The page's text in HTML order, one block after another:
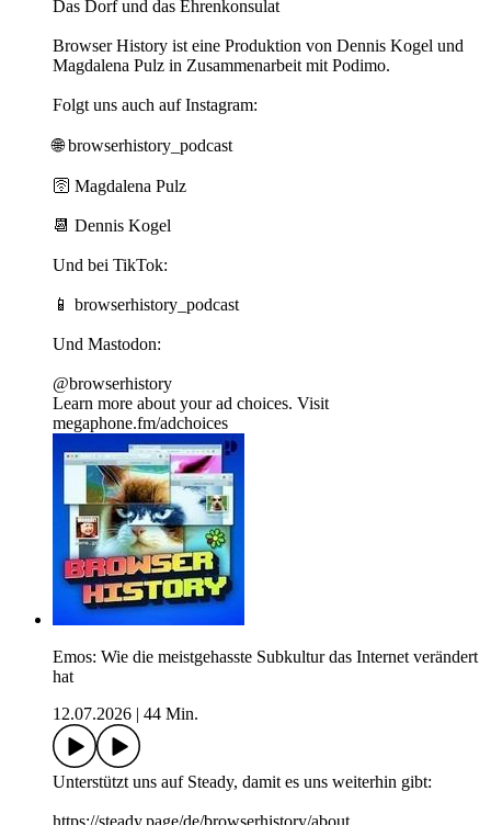
Das Dorf und das Ehrenkonsulat
Browser History ist eine Produktion von Dennis Kogel und
Magdalena Pulz in Zusammenarbeit mit Podimo.
Folgt uns auch auf Instagram:
🌐 ⁠⁠⁠⁠⁠⁠⁠⁠⁠browserhistory_podcast⁠⁠⁠⁠⁠⁠⁠⁠⁠
🛜 ⁠⁠⁠⁠⁠⁠⁠⁠⁠Magdalena Pulz⁠⁠⁠⁠⁠⁠⁠⁠⁠
📆 ⁠⁠⁠⁠⁠⁠⁠⁠⁠Dennis Kogel⁠⁠⁠⁠⁠⁠⁠⁠⁠
Und bei TikTok:
📱 ⁠⁠⁠⁠⁠⁠⁠⁠⁠browserhistory_podcast⁠⁠
Und Mastodon:
⁠⁠@browserhistory
Learn more about your ad choices. Visit
megaphone.fm/adchoices
Emos: Wie die meistgehasste Subkultur das Internet verändert
hat
12.07.2026
44 Min.
Unterstützt uns auf ⁠⁠⁠⁠⁠⁠⁠Steady⁠⁠⁠⁠⁠⁠⁠, damit es uns weiterhin gibt: